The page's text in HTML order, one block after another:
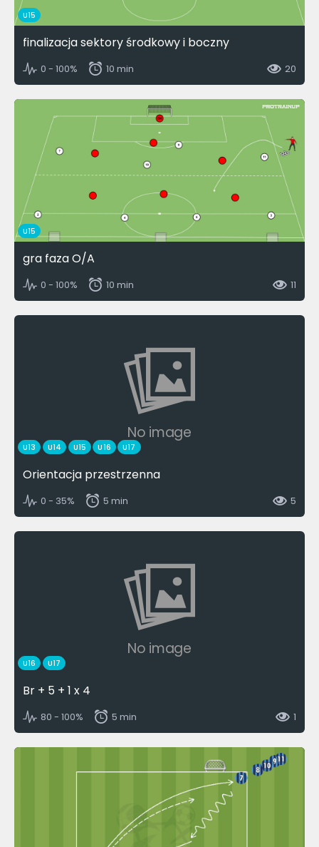
U15
finalizacja sektory środkowy i boczny
0 - 100% 10 min 20
U15
gra faza O/A
0 - 100% 10 min 11
No image
U13 U14 U15 U16 U17
Orientacja przestrzenna
0 - 35% 5 min 5
No image
U16 U17
Br + 5 + 1 x 4
80 - 100% 5 min 1